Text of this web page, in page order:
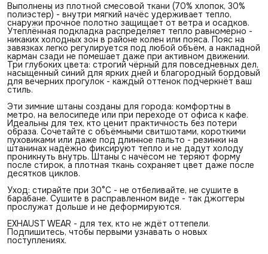
Выполнены из плотной смесовой ткани (70% хлопок, 30%
полиэстер) - внутри мягкий начёс удерживает тепло,
снаружи прочное полотно защищает от ветра и осадков.
Утеплённая подкладка распределяет тепло равномерно -
никаких холодных зон в районе колен или пояса. Пояс на
завязках легко регулируется под любой объём, а накладной
карман сзади не помешает даже при активном движении.
Три глубоких цвета: строгий чёрный для повседневных дел,
насыщенный синий для ярких дней и благородный бордовый
для вечерних прогулок - каждый оттенок подчеркнёт ваш
стиль.
Эти зимние штаны созданы для города: комфортны в
метро, на велосипеде или при переходе от офиса к кафе.
Идеальны для тех, кто ценит практичность без потери
образа. Сочетайте с объёмными свитшотами, короткими
пуховиками или даже под длинное пальто - резинки на
штанинах надёжно фиксируют тепло и не дадут холоду
проникнуть внутрь. Штаны с начёсом не теряют форму
после стирок, а плотная ткань сохраняет цвет даже после
десятков циклов.
Уход: стирайте при 30°C - не отбеливайте, не сушите в
барабане. Сушите в расправленном виде - так джоггеры
прослужат дольше и не деформируются.
EXHAUST WEAR - для тех, кто не ждёт оттепели.
Подпишитесь, чтобы первыми узнавать о новых
поступлениях.